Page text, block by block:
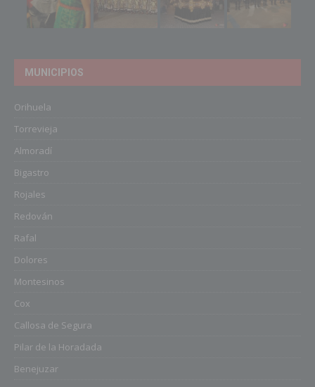
MUNICIPIOS
Orihuela
Torrevieja
Almoradí
Bigastro
Rojales
Redován
Rafal
Dolores
Montesinos
Cox
Callosa de Segura
Pilar de la Horadada
Benejuzar